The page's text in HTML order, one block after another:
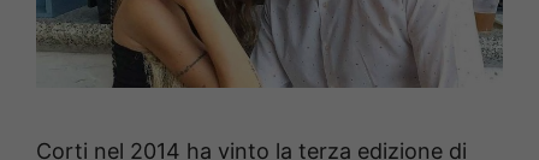
Corti nel 2014 ha vinto la terza edizione di